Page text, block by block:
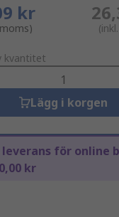
kr
kvantitet
Lägg i korgen
leverans för online
kr